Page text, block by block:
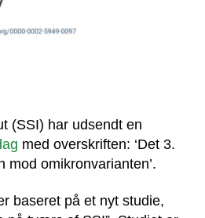
(SSI) har udsendt en
med overskriften: ‘Det 3.
mod omikronvarianten’.
baseret på et nyt studie,